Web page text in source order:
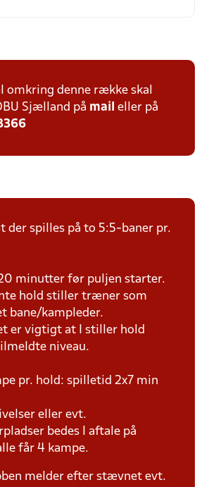
omkring denne række skal
Sjælland på mail eller på
der spilles på to 5:5-baner pr.
minutter før puljen starter.
hold stiller træner som
bane/kampleder.
er vigtigt at I stiller hold
niveau.
pr. hold: spilletid 2x7 min
eller evt.
bedes I aftale på
får 4 kampe.
melder efter stævnet evt.